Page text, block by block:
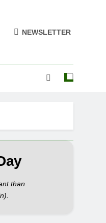
NEWSLETTER
than